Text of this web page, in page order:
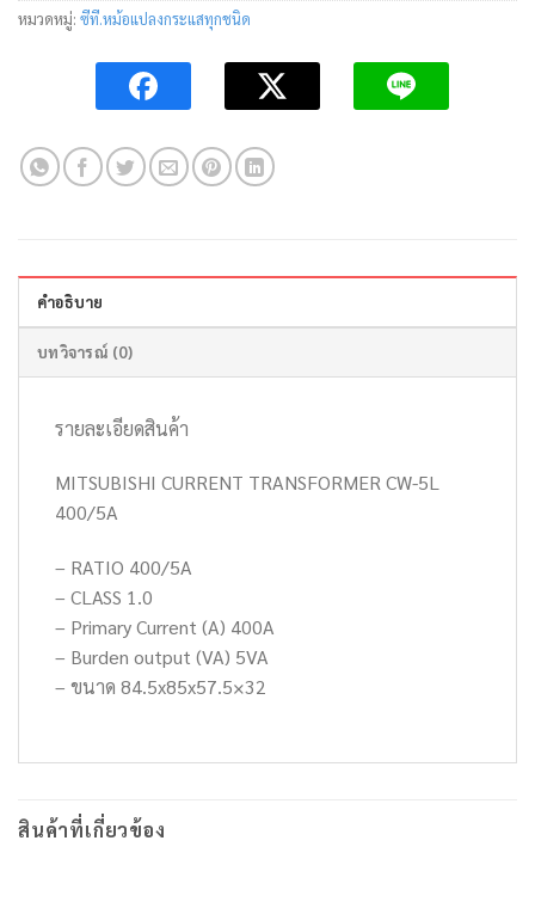
หมวดหมู่: ซีที.หม้อแปลงกระแสทุกชนิด
คำอธิบาย
บทวิจารณ์ (0)
รายละเอียดสินค้า
MITSUBISHI CURRENT TRANSFORMER CW-5L
400/5A
– RATIO 400/5A
– CLASS 1.0
– Primary Current (A) 400A
– Burden output (VA) 5VA
– ขนาด 84.5x85x57.5×32
สินค้าที่เกี่ยวข้อง